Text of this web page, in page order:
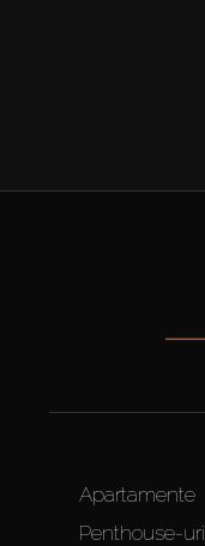
Apartamente
Penthouse-uri